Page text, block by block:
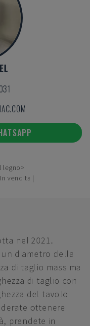
legno
vendita |
nel 2021.
un diametro della
di taglio massima
di taglio con
del tavolo
ottenere
prendete in